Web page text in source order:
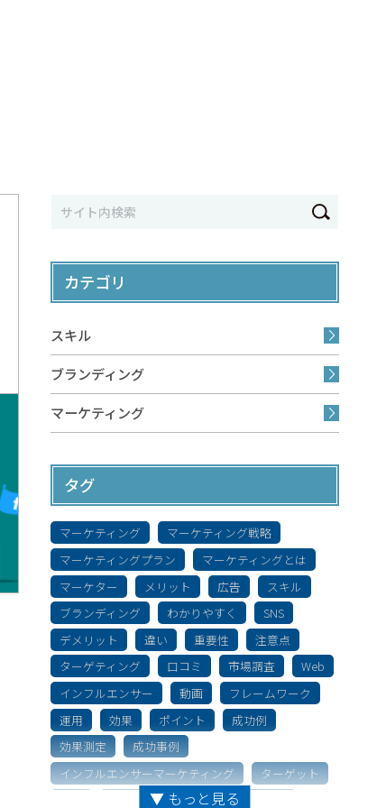
カテゴリ
スキル
ブランディング
マーケティング
タグ
マーケティング
マーケティング戦略
マーケティングプラン
マーケティングとは
マーケター
メリット 広告
スキル
ブランディング
わかりやすく
SNS
デメリット
違い 重要性
注意点
ターゲティング
口コミ 市場調査
Web
インフルエンサー
動画
フレームワーク
運用
効果 ポイント
成功例
効果測定
成功事例
インフルエンサーマーケティング
ターゲット
キャリア ソーシャルメディア
▼ もっと見る